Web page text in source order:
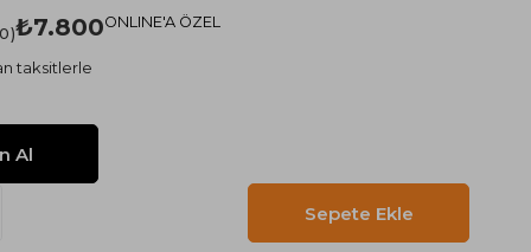
₺7.800
taksitlerle
ONLINE'A ÖZEL